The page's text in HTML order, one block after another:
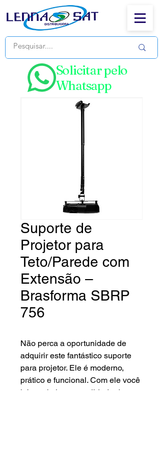
Solicitar pelo
Whatsapp
Suporte de
Projetor para
Teto/Parede com
Extensão –
Brasforma SBRP
756
Não perca a oportunidade de
adquirir este fantástico suporte
para projetor. Ele é moderno,
prático e funcional. Com ele você
irá maximizar a qualidade de